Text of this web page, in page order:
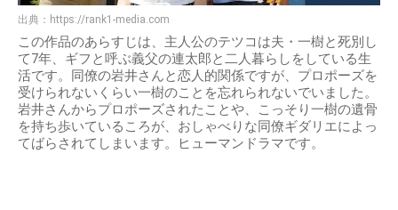
出典： https://rank1-media.com
この作品のあらすじは、主人公のテツコは夫・一樹と死別し
て7年、ギフと呼ぶ義父の連太郎と二人暮らしをしている生
活です。同僚の岩井さんと恋人的関係ですが、プロポーズを
受けられないくらい一樹のことを忘れられないでいました。
岩井さんからプロポーズされたことや、こっそり一樹の遺骨
を持ち歩いているころが、おしゃべりな同僚ギダリエによっ
てばらされてしまいます。ヒューマンドラマです。